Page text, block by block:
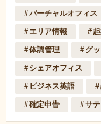
バーチャルオフィス
エリア情報
体調管理 グ
シェアオフィス
ビジネス英語
確定申告 サ